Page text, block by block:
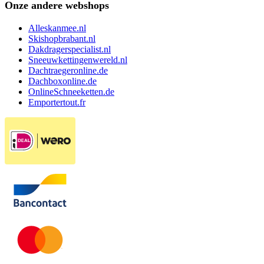
Onze andere webshops
Alleskanmee.nl
Skishopbrabant.nl
Dakdragerspecialist.nl
Sneeuwkettingenwereld.nl
Dachtraegeronline.de
Dachboxonline.de
OnlineSchneeketten.de
Emportertout.fr